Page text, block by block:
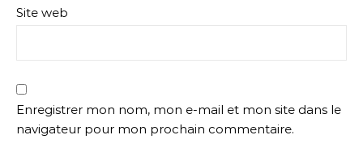
Site web
Enregistrer mon nom, mon e-mail et mon site dans le
navigateur pour mon prochain commentaire.